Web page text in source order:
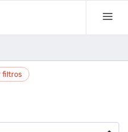
filtros